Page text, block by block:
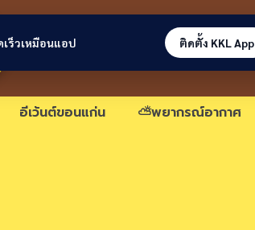
ขอนแก่นลิงก์
อีเว้นต์ขอนแก่น ⛅พยากรณ์อากาศ
เร็วเหมือนแอป ติดตั้ง KKL App